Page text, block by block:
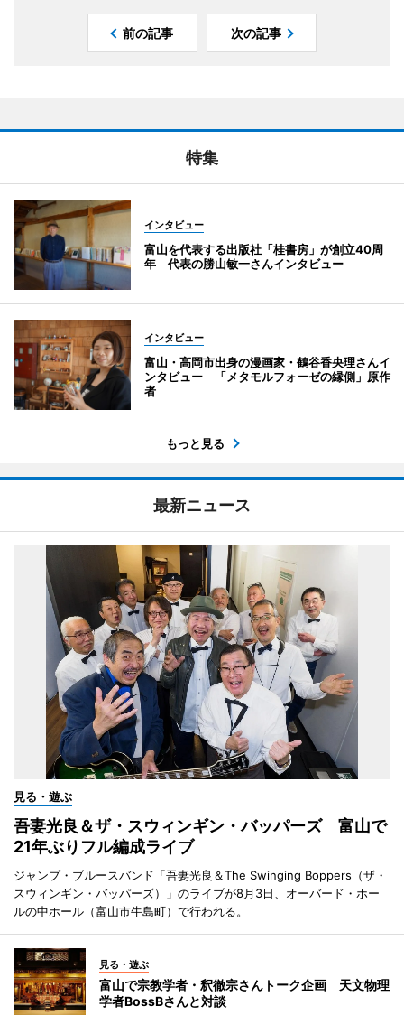
前の記事 次の記事
特集
インタビュー
富山を代表する出版社「桂書房」が創立40周
年 代表の勝山敏一さんインタビュー
インタビュー
富山・高岡市出身の漫画家・鶴谷香央理さんイ
ンタビュー 「メタモルフォーゼの縁側」原作
者
もっと見る
最新ニュース
見る・遊ぶ
吾妻光良＆ザ・スウィンギン・バッパーズ 富山で
21年ぶりフル編成ライブ
ジャンプ・ブルースバンド「吾妻光良＆The Swinging Boppers（ザ・
スウィンギン・バッパーズ）」のライブが8月3日、オーバード・ホー
ルの中ホール（富山市牛島町）で行われる。
見る・遊ぶ
富山で宗教学者・釈徹宗さんトーク企画 天文物理
学者BossBさんと対談